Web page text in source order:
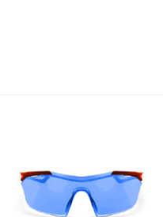
ADD TO CART